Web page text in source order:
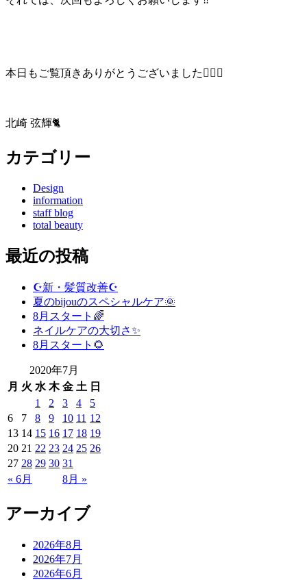
本日もご覧頂きありがとうございました🙇🏻‍♂️
北崎 弦輝🐈
カテゴリー
Design
information
staff blog
total beauty
最近の投稿
☪️新・髪質改善☪️
夏のbijouのスペシャルケア🌞
8月スタート🌈
ネイルケアの大切さ✨
8月スタート🌻
2020年7月
月 火 水 木 金 土 日
« 6月 8月 »
1 2 3 4
5
6
7 8 9 10 11 12
13 14 15 16 17 18 19
20 21 22 23 24 25 26
27 28 29 30 31
アーカイブ
2026年8月
2026年7月
2026年6月